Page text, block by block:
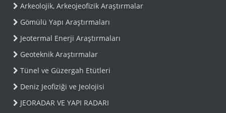
Arkeolojik, Arkeojeofizik Araştırmalar
Gömülü Yapı Araştırmaları
Jeotermal Enerji Araştırmaları
Geoteknik Araştırmalar
Tünel ve Güzergah Etütleri
Deniz Jeofiziği ve Jeolojisi
JEORADAR VE YAPI RADARI